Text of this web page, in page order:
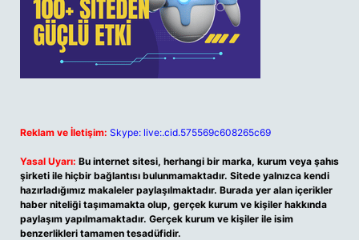
Reklam ve İletişim: Skype: live:.cid.575569c608265c69
Yasal Uyarı: Bu internet sitesi, herhangi bir marka, kurum veya şahıs
şirketi ile hiçbir bağlantısı bulunmamaktadır. Sitede yalnızca kendi
hazırladığımız makaleler paylaşılmaktadır. Burada yer alan içerikler
haber niteliği taşımamakta olup, gerçek kurum ve kişiler hakkında
paylaşım yapılmamaktadır. Gerçek kurum ve kişiler ile isim
benzerlikleri tamamen tesadüfidir.